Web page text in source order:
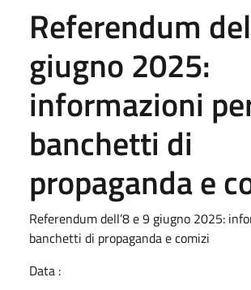
Referendum
giugno 2025:
informazioni
banchetti di
propaganda e
Referendum dell’8 e 9 giugno 2025:
banchetti di propaganda e comizi
Data :